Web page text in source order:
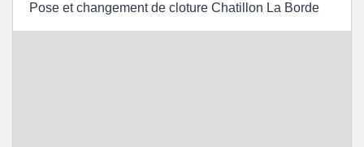
Pose et changement de cloture Chatillon La Borde